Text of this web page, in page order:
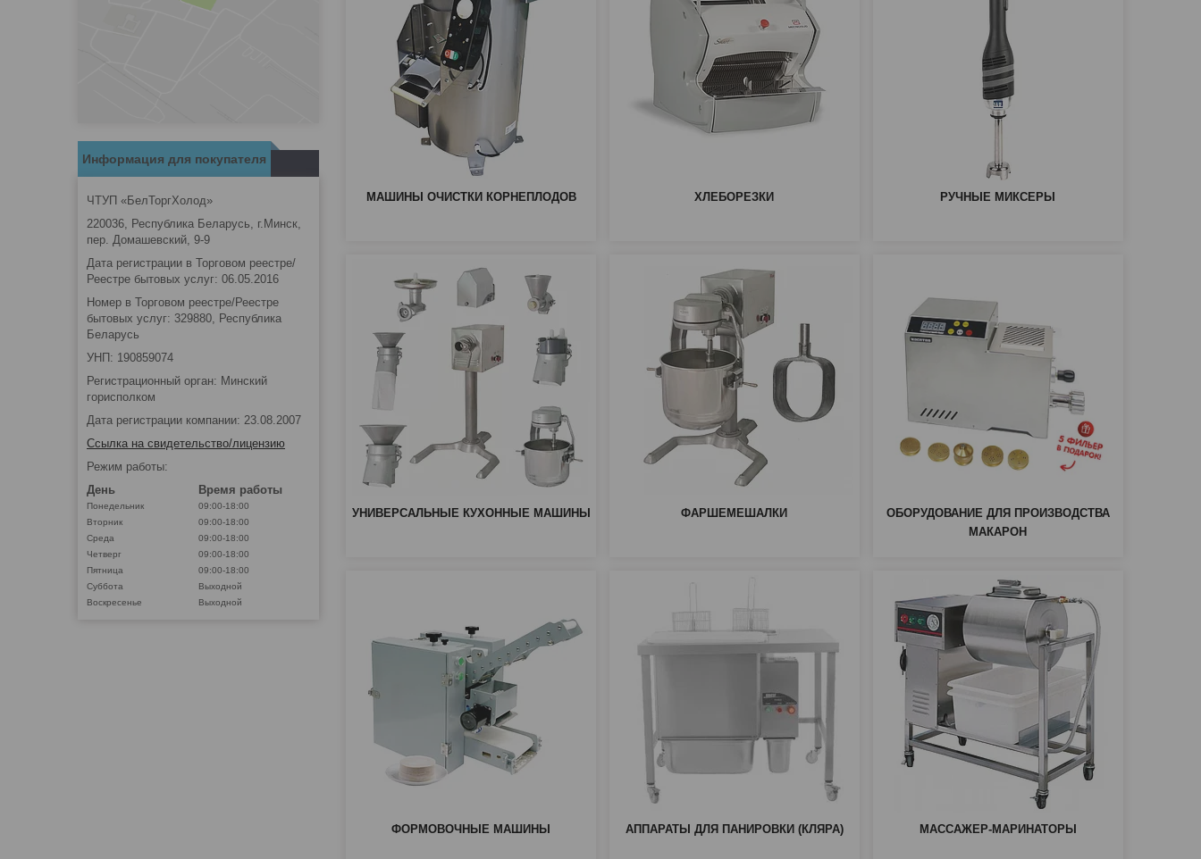
МАШИНЫ ОЧИСТКИ КОРНЕПЛОДОВ ХЛЕБОРЕЗКИ РУЧНЫЕ МИКСЕРЫ
УНИВЕРСАЛЬНЫЕ КУХОННЫЕ МАШИНЫ ФАРШЕМЕШАЛКИ
ОБОРУДОВАНИЕ ДЛЯ ПРОИЗВОДСТВА
МАКАРОН
ФОРМОВОЧНЫЕ МАШИНЫ АППАРАТЫ ДЛЯ ПАНИРОВКИ (КЛЯРА) МАССАЖЕР-МАРИНАТОРЫ
Информация для покупателя
ЧТУП «БелТоргХолод»
220036, Республика Беларусь, г.Минск,
пер. Домашевский, 9-9
Дата регистрации в Торговом реестре/
Реестре бытовых услуг: 06.05.2016
Номер в Торговом реестре/Реестре
бытовых услуг: 329880, Республика
Беларусь
УНП: 190859074
Регистрационный орган: Минский
горисполком
Дата регистрации компании: 23.08.2007
Ссылка на свидетельство/лицензию
Режим работы:
День
Время работы
Понедельник
09:00-18:00
Вторник
09:00-18:00
Среда
09:00-18:00
Четверг
09:00-18:00
Пятница
09:00-18:00
Суббота
Выходной
Воскресенье
Выходной